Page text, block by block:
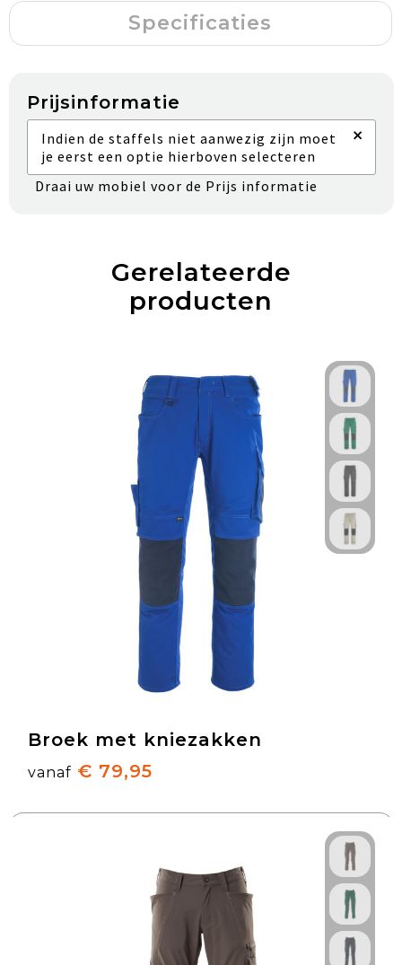
Specificaties
Prijsinformatie
Indien de staffels niet aanwezig zijn moet
je eerst een optie hierboven selecteren
×
Draai uw mobiel voor de Prijs informatie
Gerelateerde
producten
Broek met kniezakken
vanaf € 79,95